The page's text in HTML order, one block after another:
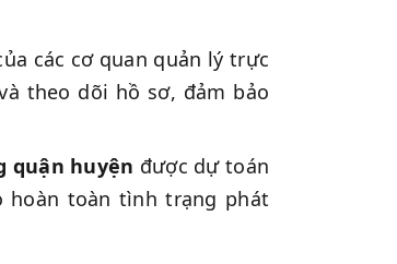
các cơ quan quản lý trực
theo dõi hồ sơ, đảm bảo
quận huyện được dự toán
toàn tình trạng phát